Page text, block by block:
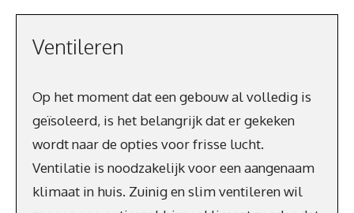
Ventileren
Op het moment dat een gebouw al volledig is
geïsoleerd, is het belangrijk dat er gekeken
wordt naar de opties voor frisse lucht.
Ventilatie is noodzakelijk voor een aangenaam
klimaat in huis. Zuinig en slim ventileren wil